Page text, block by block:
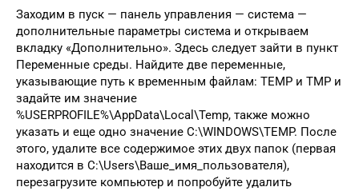
Заходим в пуск — панель управления — система —
дополнительные параметры система и открываем
вкладку «Дополнительно». Здесь следует зайти в пункт
Переменные среды. Найдите две переменные,
указывающие путь к временным файлам: TEMP и TMP и
задайте им значение
%USERPROFILE%\AppData\Local\Temp, также можно
указать и еще одно значение C:\WINDOWS\TEMP. После
этого, удалите все содержимое этих двух папок (первая
находится в C:\Users\Ваше_имя_пользователя),
перезагрузите компьютер и попробуйте удалить